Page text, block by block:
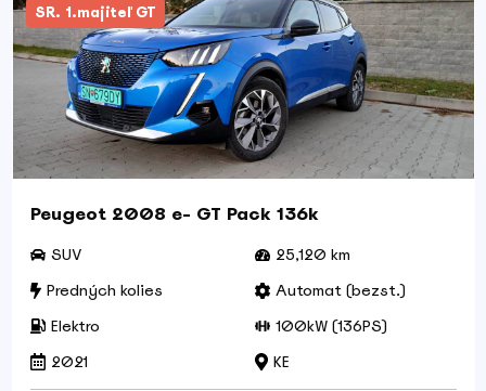
SR. 1.majiteľ GT
Peugeot 2008 e- GT Pack 136k
SUV
25,120 km
Predných kolies
Automat (bezst.)
Elektro
100kW (136PS)
2021
KE